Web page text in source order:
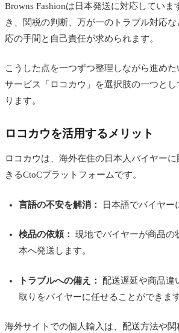
Browns Fashionは日本発送に対応していま
き、関税の判断、万が一のトラブル対応
応の手間と自己責任が求められます。
こうした点を一つずつ整理しながら進め
サービス「ロコカウ」を選択肢の一つと
ります。
ロコカウを活用するメリット
ロコカウは、海外在住の日本人バイヤー
きるCtoCプラットフォームです。
言語の不安を解消： 日本語でバイヤー
検品の依頼：
現地でバイヤーが商品の
本へ発送します。
トラブルへの備え：
配送遅延や商品違
取りをバイヤーに任せることができます
海外サイトでの個人輸入は、配送方法や